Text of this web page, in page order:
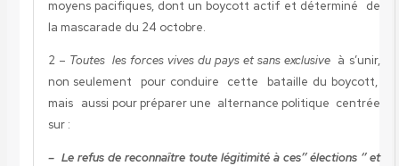
moyens pacifiques, dont un boycott actif et déterminé de
la mascarade du 24 octobre.
2 – Toutes les forces vives du pays et sans exclusive à s’unir,
non seulement pour conduire cette bataille du boycott,
mais aussi pour préparer une alternance politique centrée
sur :
– Le refus de reconnaître toute légitimité à ces’’ élections ‘’ et